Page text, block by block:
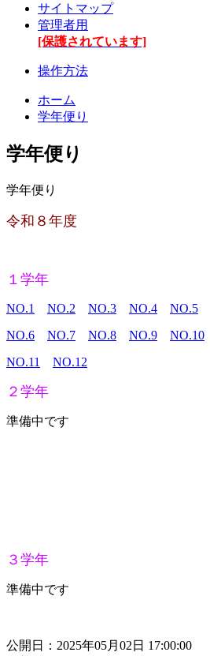
サイトマップ
管理者用
[保護されています]
操作方法
ホーム
学年便り
学年便り
学年便り
令和８年度
１学年
NO.1 NO.2 NO.3 NO.4
NO.5
NO.6
NO.7 NO.8 NO.9
NO.10
NO.11
NO.12
２学年
準備中です
３学年
準備中です
公開日：2025年05月02日 17:00:00